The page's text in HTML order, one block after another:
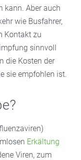
kann. Aber auch
wie Busfahrer,
Kontakt zu
sinnvoll
die Kosten der
sie empfohlen ist.
Erkältung
Viren, zum